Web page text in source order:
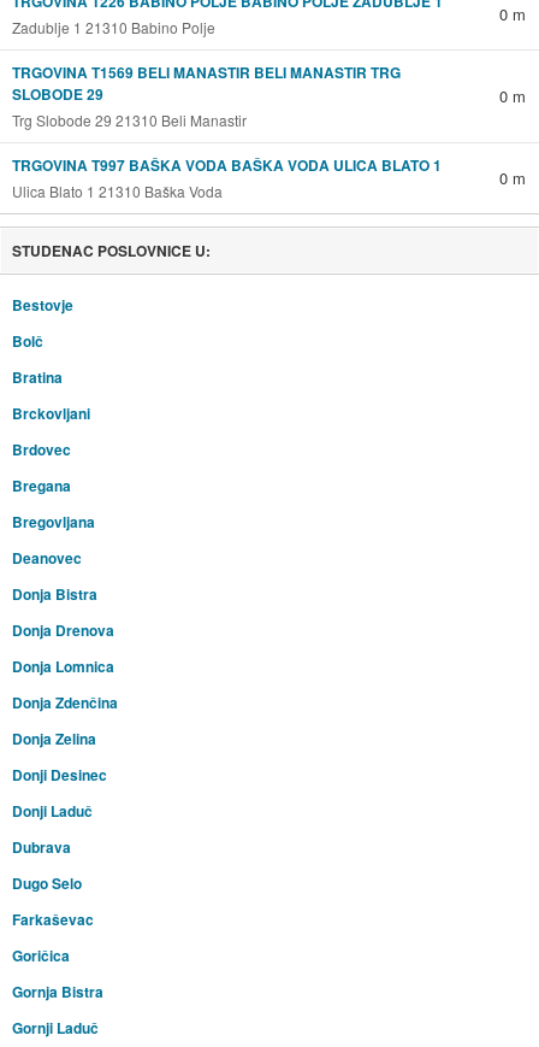
Zadublje 1 21310 Babino Polje
0 m
TRGOVINA T1569 BELI MANASTIR BELI MANASTIR TRG
SLOBODE 29
Trg Slobode 29 21310 Beli Manastir
0 m
TRGOVINA T997 BAŠKA VODA BAŠKA VODA ULICA BLATO 1
Ulica Blato 1 21310 Baška Voda
0 m
STUDENAC POSLOVNICE U:
Bestovje
Bolč
Bratina
Brckovljani
Brdovec
Bregana
Bregovljana
Deanovec
Donja Bistra
Donja Drenova
Donja Lomnica
Donja Zdenčina
Donja Zelina
Donji Desinec
Donji Laduč
Dubrava
Dugo Selo
Farkaševac
Goričica
Gornja Bistra
Gornji Laduč